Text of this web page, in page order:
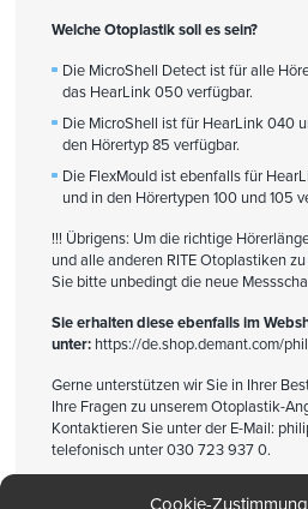
Cookie-
Welche Otoplastik soll es sein?
Die MicroShell Detect ist füralle
das HearLink 050 verfügbar.
Die MicroShell ist für HearLink 040
den Hörertyp 85 verfügbar.
Die FlexMould ist ebenfalls für
und in den Hörertypen 100 und 105
!!! Übrigens: Um die richtige
und alle anderen RITE Otoplastiken
Sie bitte unbedingt die neue
Sie erhalten diese ebenfalls im
unter: https://de.shop.demant.com/
Gerne unterstützen wir Sie in Ihrer
Ihre Fragen zu unserem Otoplastik-
Kontaktieren Sie unter der E-Mail:
telefonisch unter 030 723 937 0.